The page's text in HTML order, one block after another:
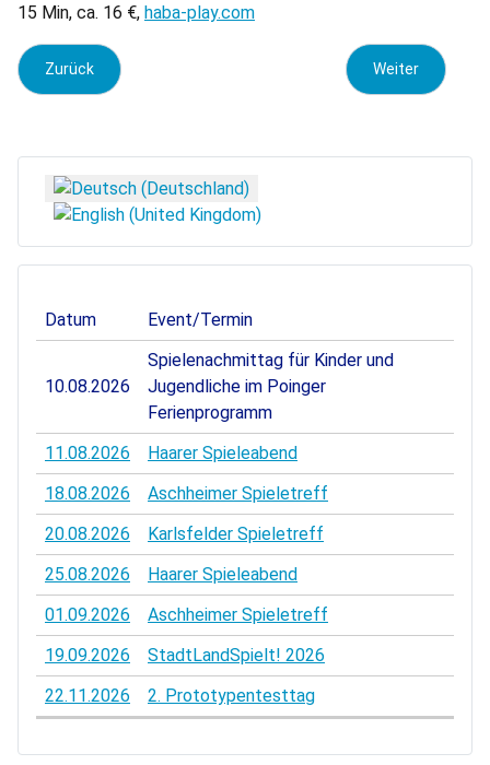
15 Min, ca. 16 €, haba-play.com
Vorheriger Beitrag: Morty Sorty
Zurück Nächster
Weiter
Sprache auswählen
Datum Event/Termin
10.08.2026
Spielenachmittag für Kinder und
Jugendliche im Poinger
Ferienprogramm
11.08.2026
Haarer Spieleabend
18.08.2026
Aschheimer Spieletreff
20.08.2026
Karlsfelder Spieletreff
25.08.2026
Haarer Spieleabend
01.09.2026
Aschheimer Spieletreff
19.09.2026
StadtLandSpielt! 2026
22.11.2026
2. Prototypentesttag